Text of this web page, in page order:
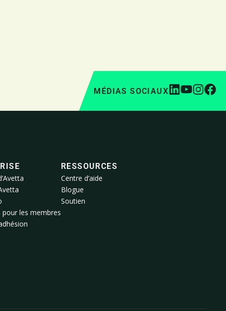
MÉDIAS SOCIAUX
pour les membres
RESSOURCES
Centre d’aide
Blogue
Soutien